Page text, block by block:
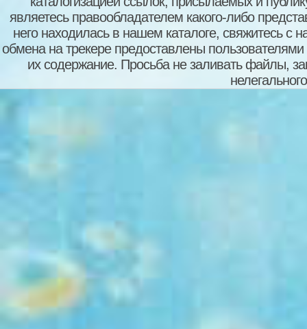
являетесь правообладателем какого-либо
него находилась в нашем каталоге, свяжитесь
обмена на трекере предоставлены пользователями
их содержание. Просьба не заливать файлы,